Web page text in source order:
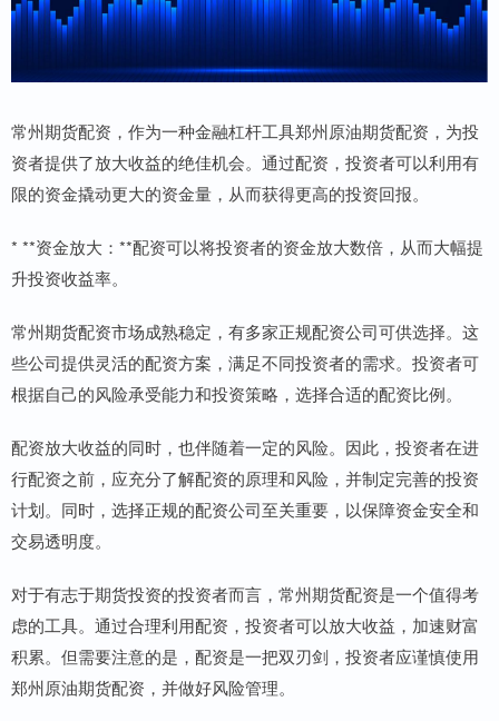
常州期货配资，作为一种金融杠杆工具郑州原油期货配资，为投
资者提供了放大收益的绝佳机会。通过配资，投资者可以利用有
限的资金撬动更大的资金量，从而获得更高的投资回报。
* **资金放大：**配资可以将投资者的资金放大数倍，从而大幅提
升投资收益率。
常州期货配资市场成熟稳定，有多家正规配资公司可供选择。这
些公司提供灵活的配资方案，满足不同投资者的需求。投资者可
根据自己的风险承受能力和投资策略，选择合适的配资比例。
配资放大收益的同时，也伴随着一定的风险。因此，投资者在进
行配资之前，应充分了解配资的原理和风险，并制定完善的投资
计划。同时，选择正规的配资公司至关重要，以保障资金安全和
交易透明度。
对于有志于期货投资的投资者而言，常州期货配资是一个值得考
虑的工具。通过合理利用配资，投资者可以放大收益，加速财富
积累。但需要注意的是，配资是一把双刃剑，投资者应谨慎使用
郑州原油期货配资，并做好风险管理。